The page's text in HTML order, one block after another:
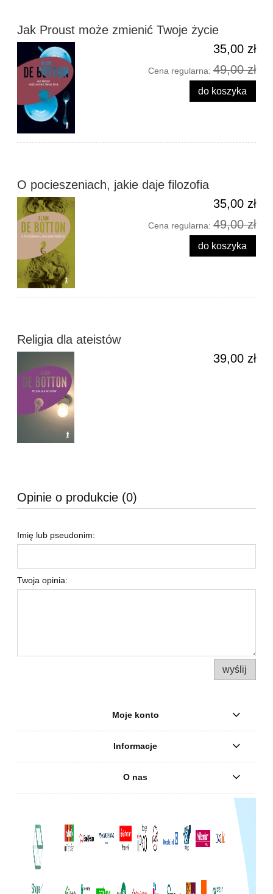
Jak Proust może zmienić Twoje życie
35,00 zł
Cena regularna: 49,00 zł
do koszyka
O pocieszeniach, jakie daje filozofia
35,00 zł
Cena regularna: 49,00 zł
do koszyka
Religia dla ateistów
39,00 zł
Opinie o produkcie (0)
Imię lub pseudonim:
Twoja opinia:
wyślij
Moje konto
Informacje
O nas